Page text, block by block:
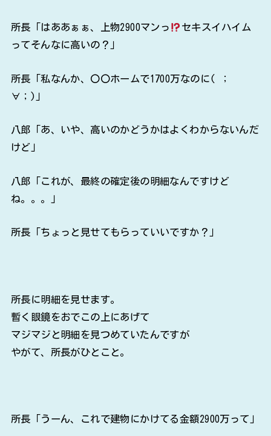
所長「はああぁぁ、上物2900マンっ
セキスイハイム
ってそんなに高いの？」
所長「私なんか、〇〇ホームで1700万なのに( ；
∀；)」
八郎「あ、いや、高いのかどうかはよくわからないんだ
けど」
八郎「これが、最終の確定後の明細なんですけど
ね。。。」
所長「ちょっと見せてもらっていいですか？」
所長に明細を見せます。
暫く眼鏡をおでこの上にあげて
マジマジと明細を見つめていたんですが
やがて、所長がひとこと。
所長「うーん、これで建物にかけてる金額2900万って」